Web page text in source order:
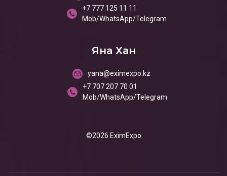
+7 777 125 11 11
Mob/WhatsApp/Telegram
Яна Хан
yana@eximexpo.kz
+7 707 207 70 01
Mob/WhatsApp/Telegram
©2026 EximExpo